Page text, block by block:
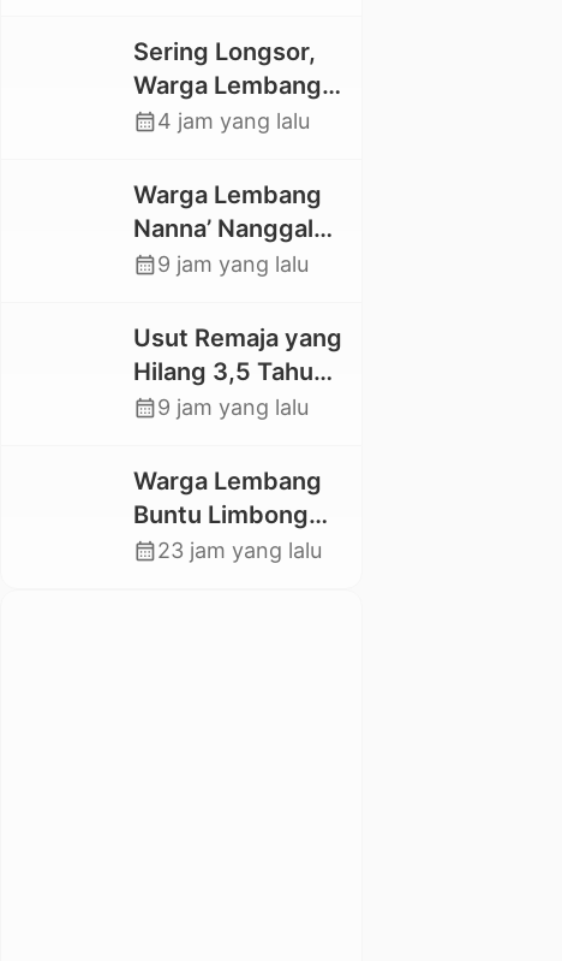
Warga Terdampak
Longsor di Buntu
Pepasan
Sering Longsor,
Warga Lembang
Gasing Swadaya
Deker dan Talut
Jalan
Penghubung
calendar_month4 jam yang lalu
Warga Lembang
Nanna’ Nanggala,
Swadaya Cor
Jembatan
calendar_month9 jam yang lalu
Usut Remaja yang
Hilang 3,5 Tahun
Lalu, Polres Toraja
Datangi TKP
calendar_month9 jam yang lalu
Warga Lembang
Buntu Limbong
Gandasil,
calendar_month23 jam yang lalu